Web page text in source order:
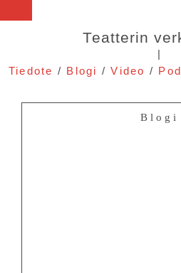
Teatterin
|
Tiedote / Blogi /Video /
Blogi